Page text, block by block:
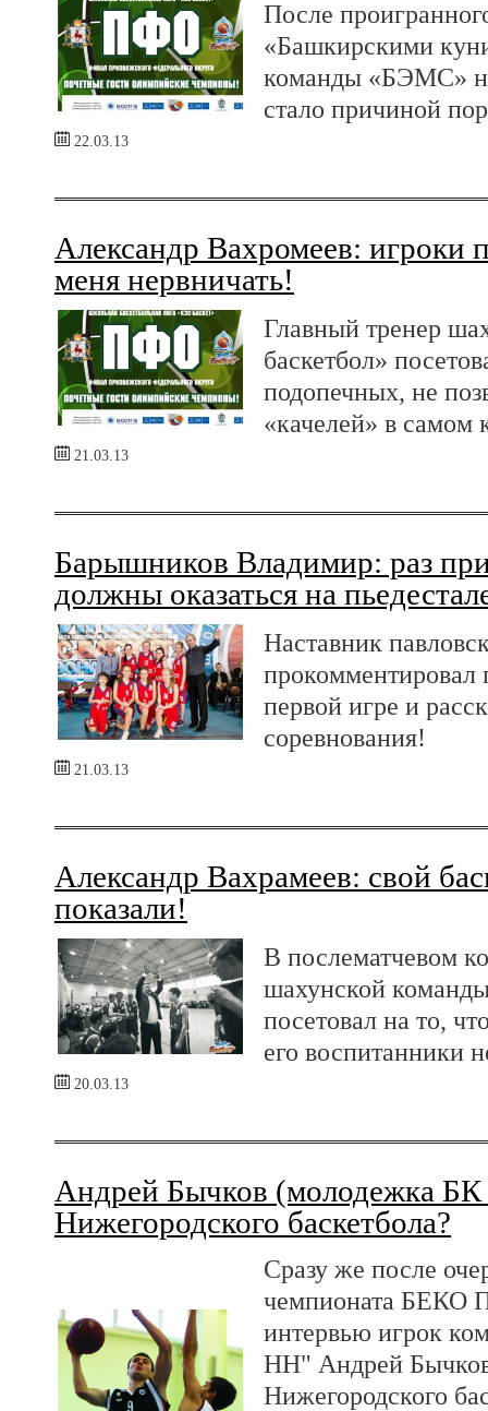
После
«Башкирскими
команды «БЭМС»
стало причиной
22.03.13
Александр Вахромеев: игроки
меня нервничать!
Главный тренер
баскетбол»
подопечных, не
«качелей» в самом
21.03.13
Барышников Владимир: раз
должны оказаться на
Наставник
первой игре и
соревнования!
21.03.13
Александр Вахрамеев: свой
показали!
В послематчевом
шахунской
посетовал на то,
его воспитанники
20.03.13
Андрей Бычков (молодежка
Нижегородского баскетбола?
Сразу же после
чемпионата БЕКО
интервью игрок
НН" Андрей
Нижегородского